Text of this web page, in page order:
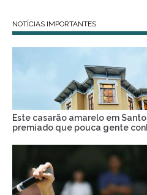
NOTÍCIAS IMPORTANTES
Este casarão amarelo em
premiado que pouca gente